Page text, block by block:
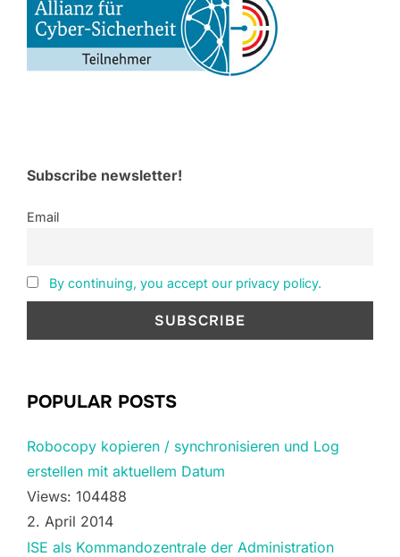
Subscribe newsletter!
Email
By continuing, you accept our privacy policy.
POPULAR POSTS
Robocopy kopieren / synchronisieren und Log
erstellen mit aktuellem Datum
Views: 104488
2. April 2014
ISE als Kommandozentrale der Administration